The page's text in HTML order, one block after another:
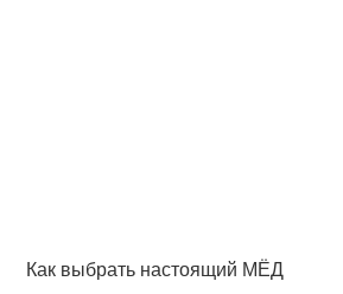
Как выбрать настоящий МЁД